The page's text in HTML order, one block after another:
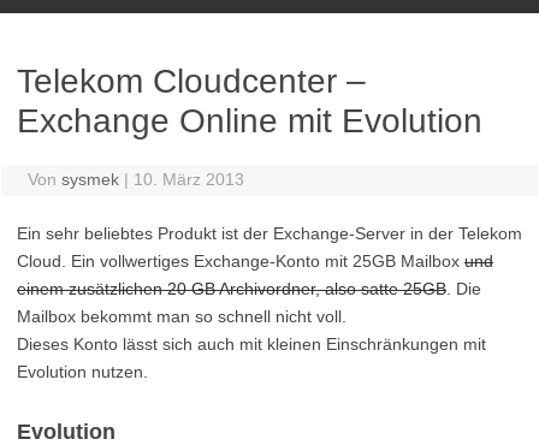
Telekom Cloudcenter –
Exchange Online mit Evolution
Von sysmek | 10. März 2013
Ein sehr beliebtes Produkt ist der Exchange-Server in der Telekom
Cloud. Ein vollwertiges Exchange-Konto mit 25GB Mailbox und
einem zusätzlichen 20 GB Archivordner, also satte 25GB . Die
Mailbox bekommt man so schnell nicht voll.
Dieses Konto lässt sich auch mit kleinen Einschränkungen mit
Evolution nutzen.
Evolution